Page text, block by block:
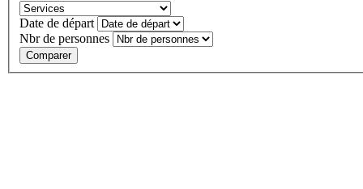
Date de départ
Nbr de personnes
Comparer